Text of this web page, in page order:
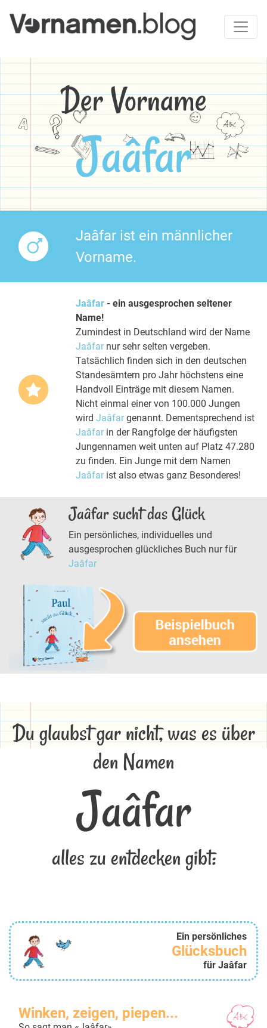
Der Vorname
Jaâfar
Jaâfar ist ein männlicher
Vorname.
Jaâfar - ein ausgesprochen seltener
Name!
Zumindest in Deutschland wird der Name
Jaâfarnur sehr selten vergeben.
Tatsächlich finden sich in den deutschen
Standesämtern pro Jahr höchstens eine
Handvoll Einträge mit diesem Namen.
Nicht einmal einer von 100.000 Jungen
wird Jaâfargenannt. Dementsprechend ist
Jaâfarin der Rangfolge der häufigsten
Jungennamen weit unten auf Platz 47.280
zu finden. Ein Junge mit dem Namen
Jaâfarist also etwas ganz Besonderes!
Jaâfar sucht das Glück
Ein persönliches, individuelles und
ausgesprochen glückliches Buch nur für
Jaâfar
Du glaubst gar nicht, was es über
den Namen
Jaâfar
alles zu entdecken gibt:
Ein persönliches
Glücksbuch
für Jaâfar
Winken, zeigen, piepen...